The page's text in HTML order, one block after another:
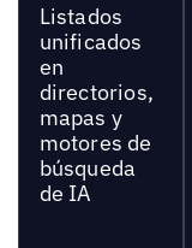
Listados
unificados
en
directorios,
mapas y
motores de
búsqueda
de IA